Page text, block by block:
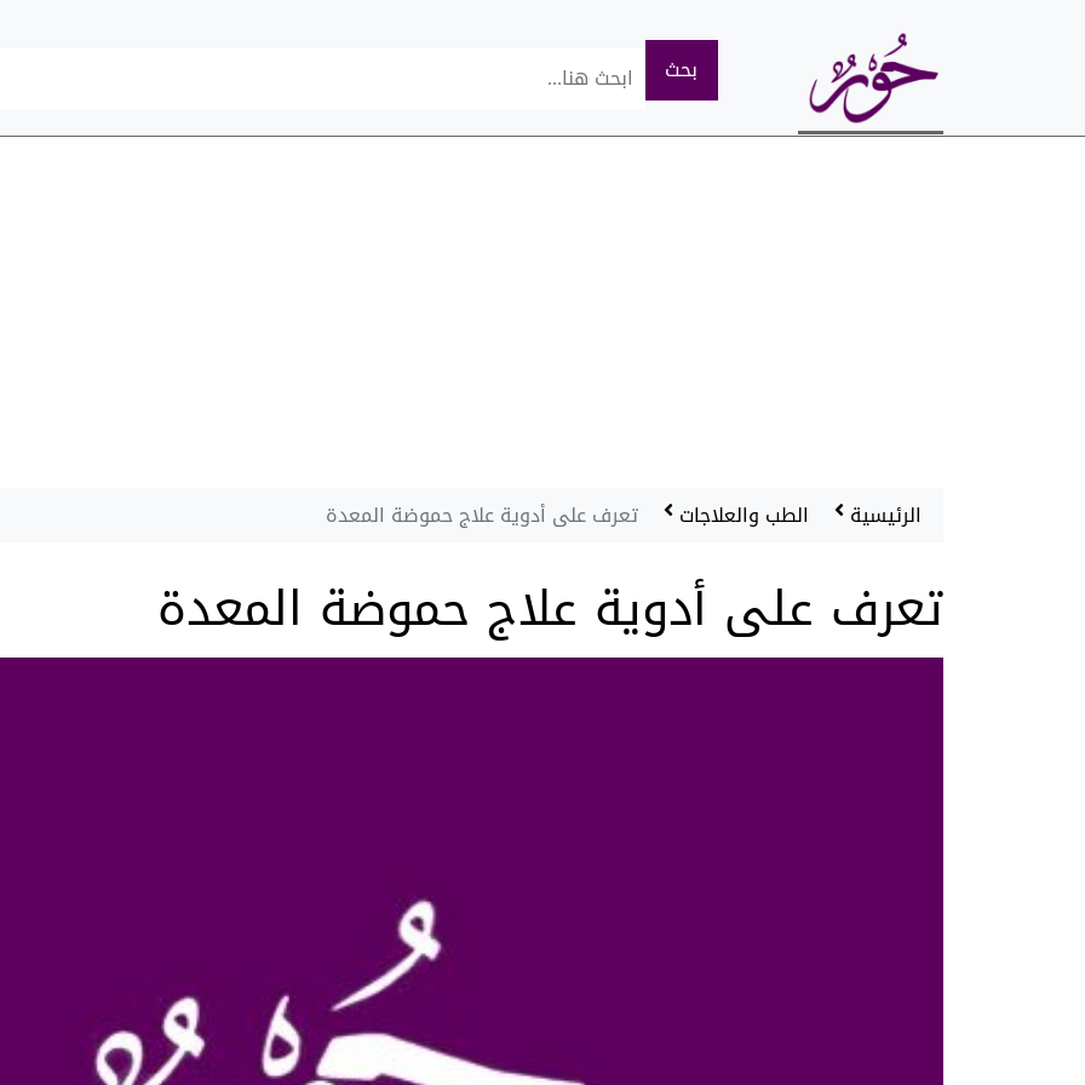
الرئيسية الطب والعلاجات تعرف على أدوية علاج حموضة المعدة
تعرف على أدوية علاج حموضة المعدة